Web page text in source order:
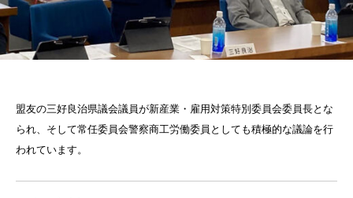
盟友の三好良治県議会議員が新産業・雇用対策特別委員会委員長とな
られ、そして常任委員会警察商工労働委員としても積極的な議論を行
われています。